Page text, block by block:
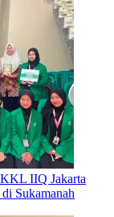
IIQ Jakarta
Sukamanah